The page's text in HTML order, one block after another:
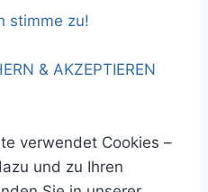
stimme zu!
& AKZEPTIEREN
verwendet Cookies –
und zu Ihren